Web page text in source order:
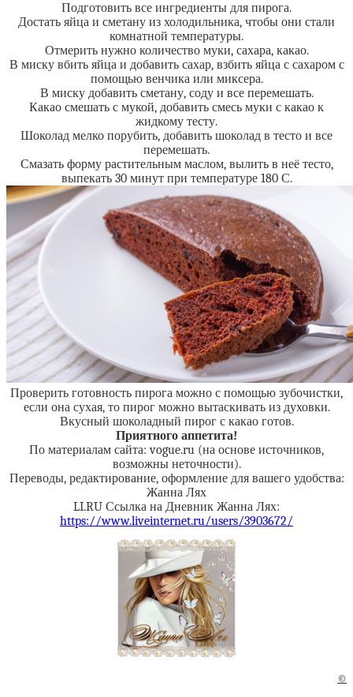
Подготовить все ингредиенты для пирога.
Достать яйца и сметану из холодильника, чтобы они стали
комнатной температуры.
Отмерить нужно количество муки, сахара, какао.
В миску вбить яйца и добавить сахар, взбить яйца с сахаром с
помощью венчика или миксера.
В миску добавить сметану, соду и все перемешать.
Какао смешать с мукой, добавить смесь муки с какао к
жидкому тесту.
Шоколад мелко порубить, добавить шоколад в тесто и все
перемешать.
Смазать форму растительным маслом, вылить в неё тесто,
выпекать 30 минут при температуре 180 С.
Проверить готовность пирога можно с помощью зубочистки,
если она сухая, то пирог можно вытаскивать из духовки.
Вкусный шоколадный пирог с какао готов.
Приятного аппетита!
По материалам сайта: vogue.ru (на основе источников,
возможны неточности).
Переводы, редактирование, оформление для вашего удобства:
Жанна Лях
LI.RU Ссылка на Дневник Жанна Лях:
https://www.liveinternet.ru/users/3903672/
©